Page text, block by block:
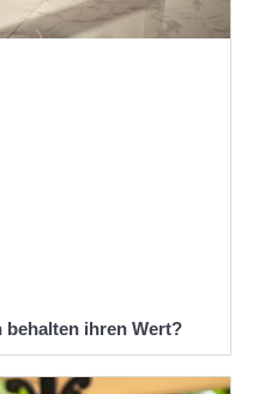
behalten ihren Wert?